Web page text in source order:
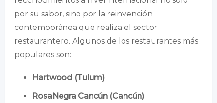
por su sabor, sino por la reinvención
contemporánea que realiza el sector
restaurantero. Algunos de los restaurantes más
populares son:
Hartwood (Tulum)
RosaNegra Cancún (Cancún)